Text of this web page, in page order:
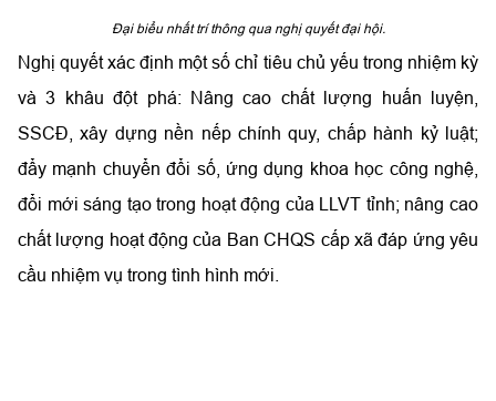
Đại biểu nhất trí thông qua nghị quyết đại hội.
Nghị quyết xác định một số chỉ tiêu chủ yếu trong nhiệm kỳ
và 3 khâu đột phá: Nâng cao chất lượng huấn luyện,
SSCĐ, xây dựng nền nếp chính quy, chấp hành kỷ luật;
đẩy mạnh chuyển đổi số, ứng dụng khoa học công nghệ,
đổi mới sáng tạo trong hoạt động của LLVT tỉnh; nâng cao
chất lượng hoạt động của Ban CHQS cấp xã đáp ứng yêu
cầu nhiệm vụ trong tình hình mới.